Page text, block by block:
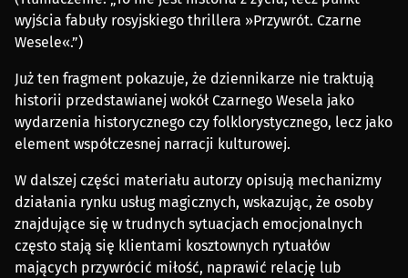
wyjścia fabuły rosyjskiego thrillera »Przywrót. Czarne
Wesele«.”)
Już ten fragment pokazuje, że dziennikarze nie traktują
historii przedstawianej wokół Czarnego Wesela jako
wydarzenia historycznego czy folklorystycznego, lecz jako
element współczesnej narracji kulturowej.
W dalszej części materiału autorzy opisują mechanizmy
działania rynku usług magicznych, wskazując, że osoby
znajdujące się w trudnych sytuacjach emocjonalnych
często stają się klientami kosztownych rytuałów
mających przywrócić miłość, naprawić relację lub